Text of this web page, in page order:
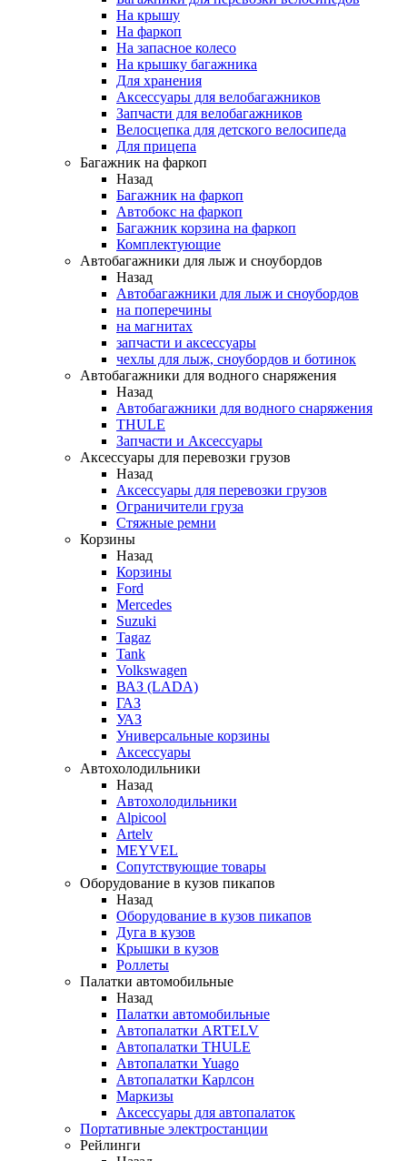
На крышу
На фаркоп
На запасное колесо
На крышку багажника
Для хранения
Аксессуары для велобагажников
Запчасти для велобагажников
Велосцепка для детского велосипеда
Для прицепа
Багажник на фаркоп
Назад
Багажник на фаркоп
Автобокс на фаркоп
Багажник корзина на фаркоп
Комплектующие
Автобагажники для лыж и сноубордов
Назад
Автобагажники для лыж и сноубордов
на поперечины
на магнитах
запчасти и аксессуары
чехлы для лыж, сноубордов и ботинок
Автобагажники для водного снаряжения
Назад
Автобагажники для водного снаряжения
THULE
Запчасти и Аксессуары
Аксессуары для перевозки грузов
Назад
Аксессуары для перевозки грузов
Ограничители груза
Стяжные ремни
Корзины
Назад
Корзины
Ford
Mercedes
Suzuki
Tagaz
Tank
Volkswagen
ВАЗ (LADA)
ГАЗ
УАЗ
Универсальные корзины
Аксессуары
Автохолодильники
Назад
Автохолодильники
Alpicool
Artelv
MEYVEL
Сопутствующие товары
Оборудование в кузов пикапов
Назад
Оборудование в кузов пикапов
Дуга в кузов
Крышки в кузов
Роллеты
Палатки автомобильные
Назад
Палатки автомобильные
Автопалатки ARTELV
Автопалатки THULE
Автопалатки Yuago
Автопалатки Карлсон
Маркизы
Аксессуары для автопалаток
Портативные электростанции
Рейлинги